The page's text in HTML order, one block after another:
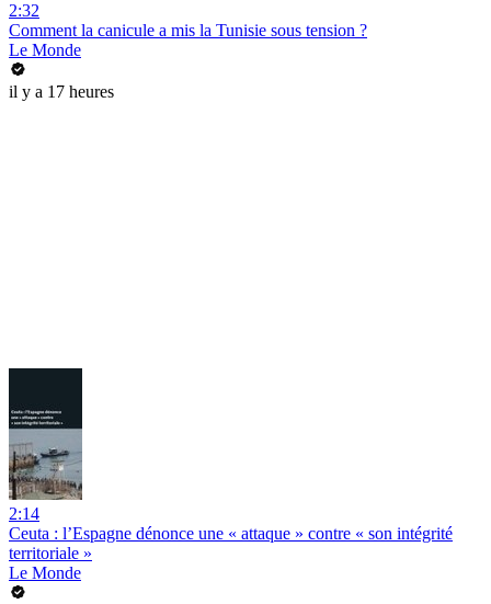
2:32
Comment la canicule a mis la Tunisie sous tension ?
Le Monde
il y a 17 heures
2:14
Ceuta : l’Espagne dénonce une « attaque » contre « son intégrité
territoriale »
Le Monde